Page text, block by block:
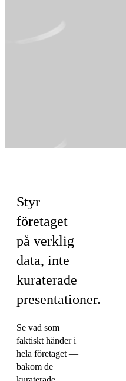
Styr
företaget
på verklig
data, inte
kuraterade
presentationer.
Se vad som
faktiskt händer i
hela företaget —
bakom de